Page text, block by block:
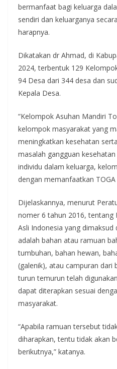
bermanfaat bagi keluarga
sendiri dan keluarganya
harapnya.
Dikatakan dr Ahmad, di
2024, terbentuk 129
94 Desa dari 344 desa dan
Kepala Desa.
“Kelompok Asuhan Mandiri
kelompok masyarakat yang
meningkatkan kesehatan
masalah gangguan
individu dalam keluarga,
dengan memanfaatkan
Dijelaskannya, menurut
nomer 6 tahun 2016, tentang
Asli Indonesia yang
adalah bahan atau ramuan
tumbuhan, bahan hewan,
(galenik), atau campuran dari
turun temurun telah
dapat diterapkan sesuai
masyarakat.
“Apabila ramuan tersebut
diharapkan, tentu tidak akan
berikutnya,” katanya.